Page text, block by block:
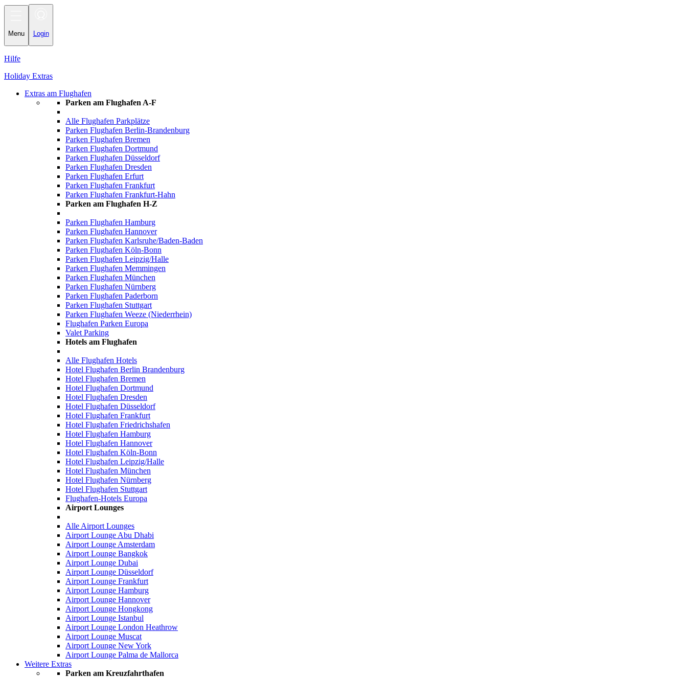
Menu Login
Hilfe
Holiday Extras
Extras am Flughafen
Parken am Flughafen A-F
Alle Flughafen Parkplätze
Parken Flughafen Berlin-Brandenburg
Parken Flughafen Bremen
Parken Flughafen Dortmund
Parken Flughafen Düsseldorf
Parken Flughafen Dresden
Parken Flughafen Erfurt
Parken Flughafen Frankfurt
Parken Flughafen Frankfurt-Hahn
Parken am Flughafen H-Z
Parken Flughafen Hamburg
Parken Flughafen Hannover
Parken Flughafen Karlsruhe/Baden-Baden
Parken Flughafen Köln-Bonn
Parken Flughafen Leipzig/Halle
Parken Flughafen Memmingen
Parken Flughafen München
Parken Flughafen Nürnberg
Parken Flughafen Paderborn
Parken Flughafen Stuttgart
Parken Flughafen Weeze (Niederrhein)
Flughafen Parken Europa
Valet Parking
Hotels am Flughafen
Alle Flughafen Hotels
Hotel Flughafen Berlin Brandenburg
Hotel Flughafen Bremen
Hotel Flughafen Dortmund
Hotel Flughafen Dresden
Hotel Flughafen Düsseldorf
Hotel Flughafen Frankfurt
Hotel Flughafen Friedrichshafen
Hotel Flughafen Hamburg
Hotel Flughafen Hannover
Hotel Flughafen Köln-Bonn
Hotel Flughafen Leipzig/Halle
Hotel Flughafen München
Hotel Flughafen Nürnberg
Hotel Flughafen Stuttgart
Flughafen-Hotels Europa
Airport Lounges
Alle Airport Lounges
Airport Lounge Abu Dhabi
Airport Lounge Amsterdam
Airport Lounge Bangkok
Airport Lounge Dubai
Airport Lounge Düsseldorf
Airport Lounge Frankfurt
Airport Lounge Hamburg
Airport Lounge Hannover
Airport Lounge Hongkong
Airport Lounge Istanbul
Airport Lounge London Heathrow
Airport Lounge Muscat
Airport Lounge New York
Airport Lounge Palma de Mallorca
Weitere Extras
Parken am Kreuzfahrthafen